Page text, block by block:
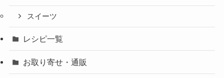
スイーツ
レシピ一覧
お取り寄せ・通販